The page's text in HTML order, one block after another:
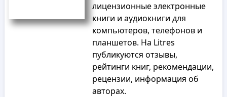
лицензионные электронные
книги и аудиокниги для
компьютеров, телефонов и
планшетов. На Litres
публикуются отзывы,
рейтинги книг, рекомендации,
рецензии, информация об
авторах.